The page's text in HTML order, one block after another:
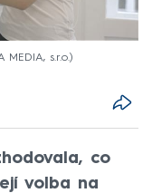
MEDIA, s.r.o.
co
volba na